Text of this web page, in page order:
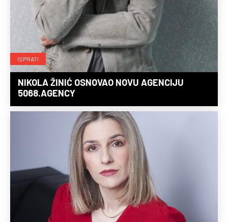
ISPRATI
NIKOLA ŽINIĆ OSNOVAO NOVU AGENCIJU
5068.AGENCY